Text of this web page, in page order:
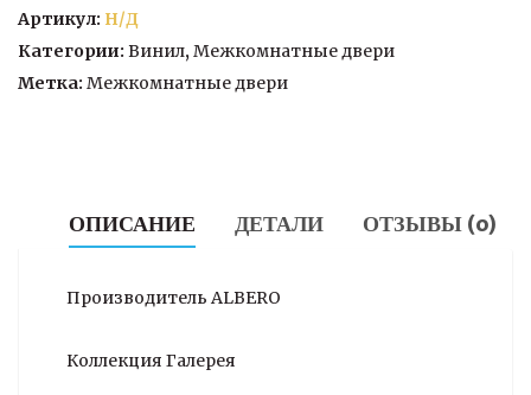
орех
Артикул: Н/Д
Категории: Винил,Межкомнатные двери
Метка: Межкомнатные двери
ОПИСАНИЕ ДЕТАЛИ ОТЗЫВЫ (0)
Производитель ALBERO
Коллекция Галерея